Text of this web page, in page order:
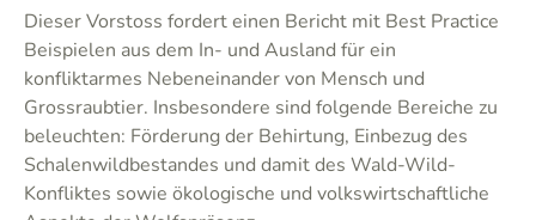
Dieser Vorstoss fordert einen Bericht mit Best Practice
Beispielen aus dem In- und Ausland für ein
konfliktarmes Nebeneinander von Mensch und
Grossraubtier. Insbesondere sind folgende Bereiche zu
beleuchten: Förderung der Behirtung, Einbezug des
Schalenwildbestandes und damit des Wald-Wild-
Konfliktes sowie ökologische und volkswirtschaftliche